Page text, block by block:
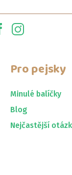
Pro pejsky
Minulé balíčky
Blog
Nejčastější